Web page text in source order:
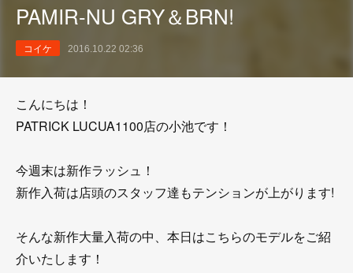
PAMIR-NU GRY＆BRN!
コイケ 2016.10.22 02:36
こんにちは！
PATRICK LUCUA1100店の小池です！
今週末は新作ラッシュ！
新作入荷は店頭のスタッフ達もテンションが上がります!
そんな新作大量入荷の中、本日はこちらのモデルをご紹
介いたします！